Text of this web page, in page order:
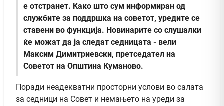
е отстранет. Како што сум информиран од
службите за поддршка на советот, уредите се
ставени во функција. Новинарите со слушалки
ќе можат да ја следат седницата - вели
Максим Димитриевски, претседател на
Советот на Општина Куманово.
Поради неадекватни просторни услови во салата
за седници на Совет и немањето на уреди за